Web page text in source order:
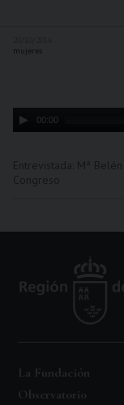
mujeres
Audio
Player
00:00
La Fundación
Observatorio